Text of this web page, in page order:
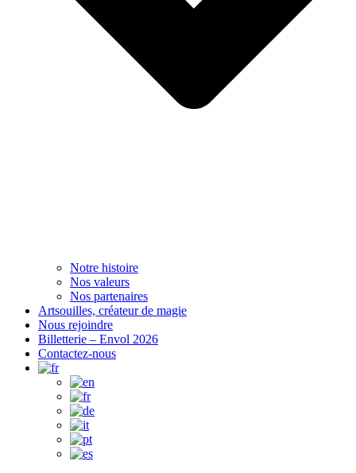
Notre histoire
Nos valeurs
Nos partenaires
Artsouilles, créateur de magie
Nous rejoindre
Billetterie – Envol 2026
Contactez-nous